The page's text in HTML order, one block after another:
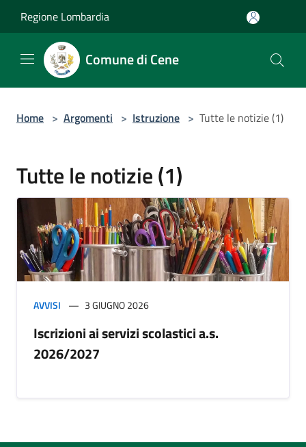
Regione Lombardia
Comune di Cene
Home > Argomenti > Istruzione > Tutte le notizie (1)
Tutte le notizie (1)
AVVISI 3 GIUGNO 2026
Iscrizioni ai servizi scolastici a.s.
2026/2027